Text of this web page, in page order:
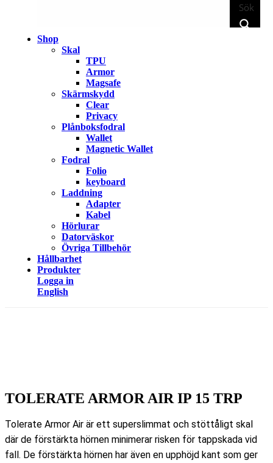
Sök
Shop
Skal
TPU
Armor
Magsafe
Skärmskydd
Clear
Privacy
Plånboksfodral
Wallet
Magnetic Wallet
Fodral
Folio
keyboard
Laddning
Adapter
Kabel
Hörlurar
Datorväskor
Övriga Tillbehör
Hållbarhet
Produkter
Logga in
English
TOLERATE ARMOR AIR IP 15 TRP
Tolerate Armor Air är ett superslimmat och stöttåligt skal
där de förstärkta hörnen minimerar risken för tappskada vid
fall. De förstärkta hörnen har även en upphöjd kant som ger